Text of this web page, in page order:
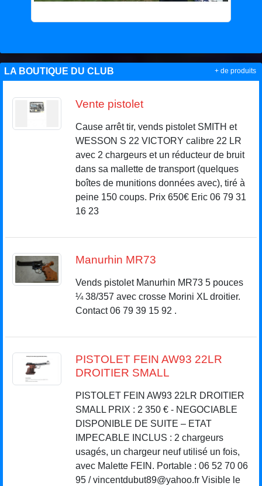
LA BOUTIQUE DU CLUB
Vente pistolet
Cause arrêt tir, vends pistolet SMITH et
WESSON S 22 VICTORY calibre 22 LR
avec 2 chargeurs et un réducteur de bruit
dans sa mallette de transport (quelques
boîtes de munitions données avec), tiré à
peine 150 coups. Prix 650€ Eric 06 79 31
16 23
Manurhin MR73
Vends pistolet Manurhin MR73 5 pouces
¼ 38/357 avec crosse Morini XL droitier.
Contact 06 79 39 15 92 .
PISTOLET FEIN AW93 22LR
DROITIER SMALL
PISTOLET FEIN AW93 22LR DROITIER
SMALL PRIX : 2 350 € - NEGOCIABLE
DISPONIBLE DE SUITE – ETAT
IMPECABLE INCLUS : 2 chargeurs
usagés, un chargeur neuf utilisé un fois,
avec Malette FEIN. Portable : 06 52 70 06
95 / vincentdubut89@yahoo.fr Visible le
+ de produits